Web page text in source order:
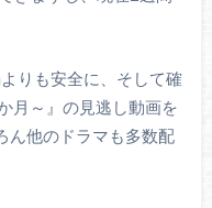
りも安全に、そして確
月～』の見逃し動画を
ん他のドラマも多数配